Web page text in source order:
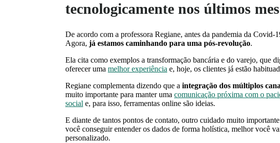
tecnologicamente nos últimos
De acordo com a professora Regiane, antes da pandemia da Covid-
Agora, já estamos caminhando para uma pós-revolução.
Ela cita como exemplos a transformação bancária e do varejo, que
oferecer uma melhor experiência e, hoje, os clientes já estão
Regiane complementa dizendo que a integração dos múltiplos
muito importante para manter uma comunicação próxima com o
social e, para isso, ferramentas online são ideias.
E diante de tantos pontos de contato, outro cuidado muito importante
você conseguir entender os dados de forma holística, melhor você
personalizado.